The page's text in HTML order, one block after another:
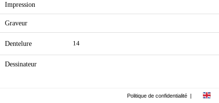
Impression
Graveur
Dentelure 14
Dessinateur
Politique de confidentialité |